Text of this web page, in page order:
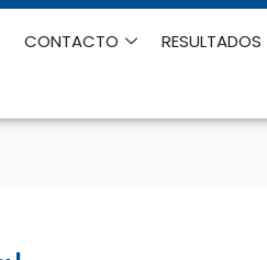
CONTACTO RESULTADOS